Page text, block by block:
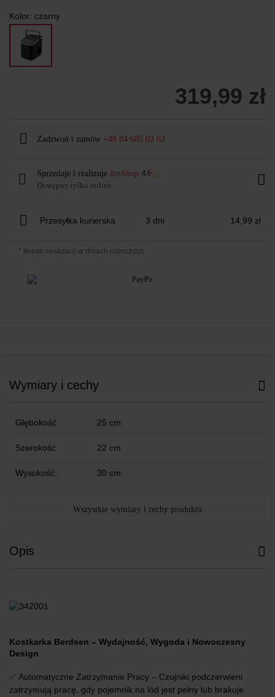
Kolor: czarny
319,99 zł
Zadzwoń i zamów +48 84 685 02 02
Sprzedaje i realizuje JanShop 4.6
Dostępny tylko online
Przesyłka kurierska 3 dni 14,99 zł
* termin realizacji w dniach roboczych
Wymiary i cechy
Głębokość 25 cm
Szerokość 22 cm
Wysokość 30 cm
Wszystkie wymiary i cechy produktu
Opis
Kostkarka Berdsen – Wydajność, Wygoda i Nowoczesny
Design
✅ Automatyczne Zatrzymanie Pracy – Czujniki podczerwieni
zatrzymują pracę, gdy pojemnik na lód jest pełny lub brakuje